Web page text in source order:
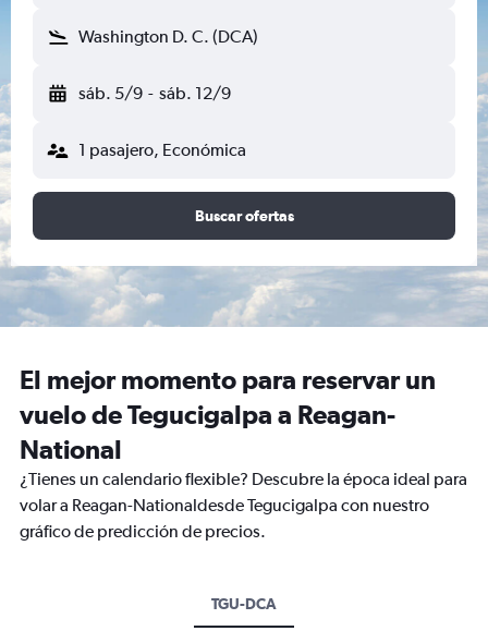
Washington D. C. (DCA)
sáb. 5/9 - sáb. 12/9
1 pasajero, Económica
Buscar ofertas
El mejor momento para reservar un
vuelo de Tegucigalpa a Reagan-
National
¿Tienes un calendario flexible? Descubre la época ideal para
volar a Reagan-Nationaldesde Tegucigalpa con nuestro
gráfico de predicción de precios.
TGU-DCA